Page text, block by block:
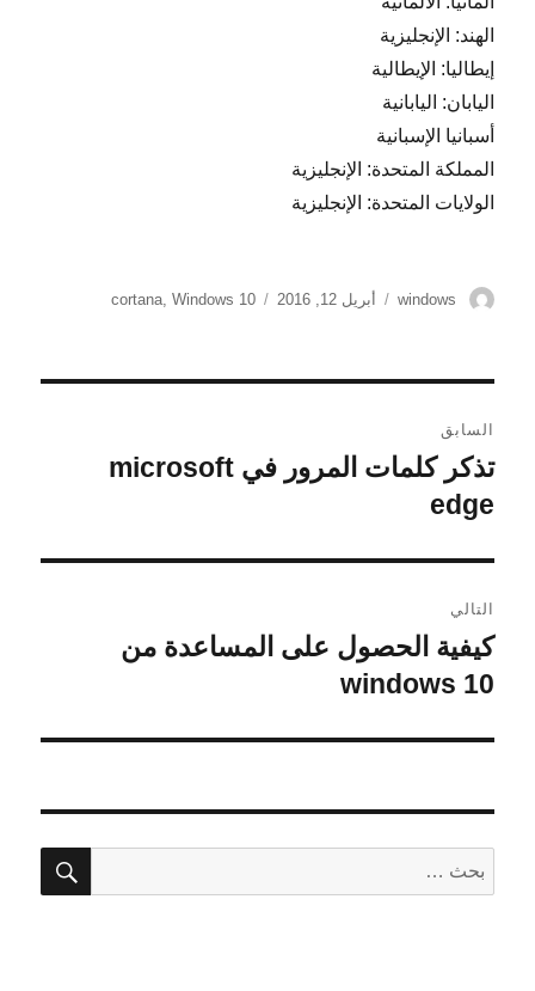
الهند: الإنجليزية
إيطاليا: الإيطالية
اليابان: اليابانية
أسبانيا الإسبانية
المملكة المتحدة: الإنجليزية
الولايات المتحدة: الإنجليزية
الكاتب
windows
نُشرت
أبريل 12, 2016 الوسوم cortana, Windows 10
المقالات
السابق
المقالة
السابقة:
تذكر كلمات المرور في microsoft
edge
التالي
المقالة
التالية:
كيفية الحصول على المساعدة من
windows 10
عن:
بحث